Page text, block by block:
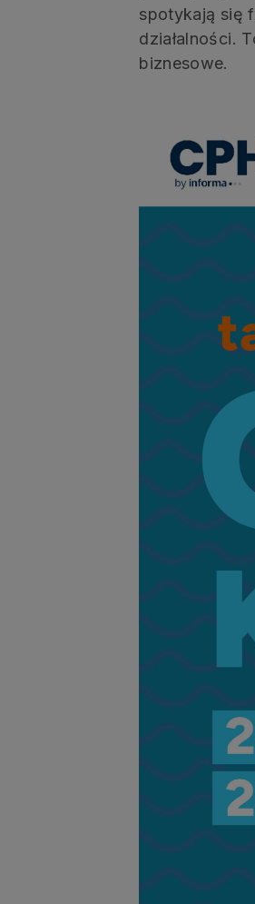
spotykają się
działalności.
biznesowe.